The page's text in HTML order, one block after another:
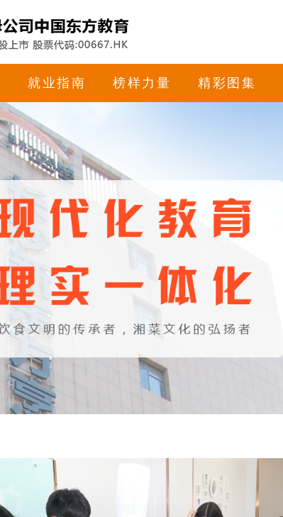
就业指南 榜样力量 精彩图集